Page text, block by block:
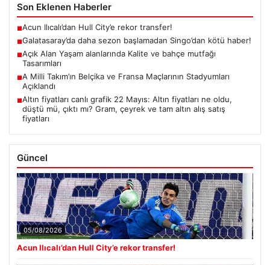
Son Eklenen Haberler
■Acun Ilıcalı’dan Hull City’e rekor transfer!
■Galatasaray’da daha sezon başlamadan Singo’dan kötü haber!
■Açık Alan Yaşam alanlarında Kalite ve bahçe mutfağı
Tasarımları
■A Milli Takım’ın Belçika ve Fransa Maçlarının Stadyumları
Açıklandı
■Altın fiyatları canlı grafik 22 Mayıs: Altın fiyatları ne oldu,
düştü mü, çıktı mı? Gram, çeyrek ve tam altın alış satış
fiyatları
Güncel
05/08/2026
Acun Ilıcalı’dan Hull City’e rekor transfer!